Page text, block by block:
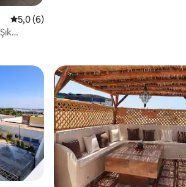
5 üzerinden ortalama 5,0 puan, 6
5,0 (6)